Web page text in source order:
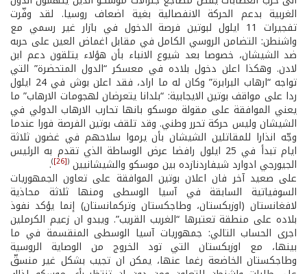
الغربية بدعم الحركة الانفصالية بغية اضعاف روسيا. لقد وفّرت
تفجيرات 11 ايلول لبوتين فرصة الدخول في بازار غير رسمي مع
واشنطن: التضامن الروسي الكامل في مقابل اغماض العين على حربه
ضد الشيشان، خصوصا بعد شيوع الانباء بأن هؤلاء يتلقون دعم ابن
لادن. وهكذا اعلن دخول بلاده في معسكر “الدول المتحضرة” التي
تواجه “ارهاب البرابرة” وكان له ما اراد، فقد اعلن بوش في 24 ايلول
ردا على مواقف بوتين الايجابية: “بلدانا يتعرضان لهجومات الارهاب” ما
يعني الموافقة على مقولة موسكو بانها تحارب الارهاب الدولي في
الشيشان وليس حركة تحرر وطني. وقد تلقف بوتين الفرصة فورا عندما
وجّه انذارا للمقاتلين الشيشان بأن يرموا سلاحهم في غضون ثلاثة
ايام تبدأ في 25 ايلول رافضا عرض الوساطة الذي تقدم به الرئيس
الجيورجي ادوارد شيفاردنازده بين موسكو والشيشانيين (
[26]
)
.
على صعيد آخر فان اعلان بوتين الموافقة على تعاون الجمهوريات
السوفياتية السابقة في آسيا الوسطى ومنها ثلاثة محاذية
لافغانستان (اوزبكستان، وطاجكستان وتركمانستان) إنما يؤكد نفوذ
بلاده على منطقة تعتبرها “الغريب القريب”. ويبدو ان زعيم الكرملين
اجرى الحساب التالي: جمهوريات آسيا الوسطى المنقسمة في ما
بينها، مع اوزبكستان التي تود الخروج من الوصاية الروسية
وطاجكستان الخاضعة رغما عنها، يمكن ان تجيب بشكل غير منسقّ